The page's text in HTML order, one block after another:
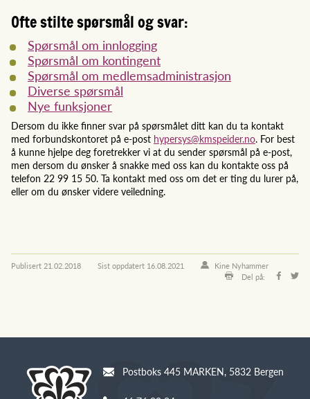
Ofte stilte spørsmål og svar:
Spørsmål om innlogging
Spørsmål om kontingent
Spørsmål om medlemsadministrasjon
Diverse spørsmål
Nye funksjoner
Dersom du ikke finner svar på spørsmålet ditt kan du ta kontakt
med forbundskontoret på e-post hypersys@kmspeider.no. For best
å kunne hjelpe deg foretrekker vi at du sender spørsmål på e-post,
men dersom du ønsker å snakke med oss kan du kontakte oss på
telefon 22 99 15 50. Ta kontakt med oss om det er ting du lurer på,
eller om du ønsker videre veiledning.
Publisert 21.02.2018 Sist oppdatert 16.08.2021
Kine Nyhammer
Del på:
Postboks 445 MARKEN, 5832 Bergen